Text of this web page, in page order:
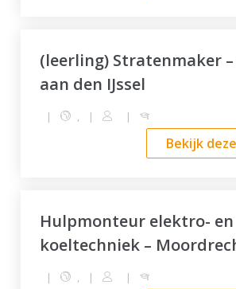
(leerling) Stratenmaker
aan den IJssel
| , | |
Bekijk
Hulpmonteur elektro- en
koeltechniek –
| , | |